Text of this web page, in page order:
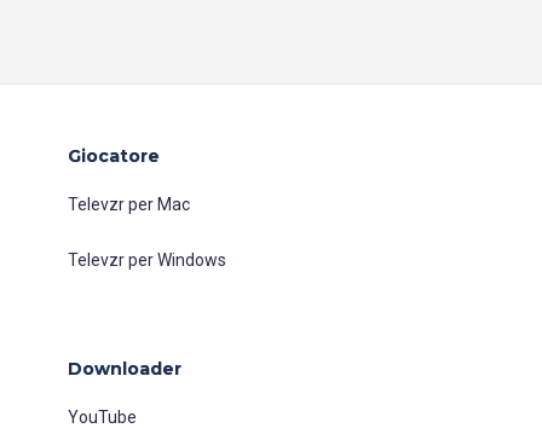
Giocatore
Televzr per Mac
Televzr per Windows
Downloader
YouTube